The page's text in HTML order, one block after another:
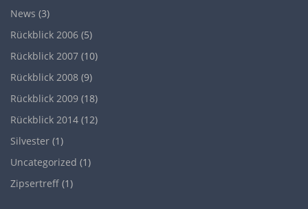
News (3)
Rückblick 2006 (5)
Rückblick 2007 (10)
Rückblick 2008 (9)
Rückblick 2009 (18)
Rückblick 2014 (12)
Silvester (1)
Uncategorized (1)
Zipsertreff (1)